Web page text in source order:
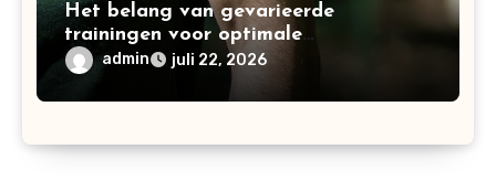
Het belang van gevarieerde
trainingen voor optimale
spierontwikkeling
admin juli 22, 2026